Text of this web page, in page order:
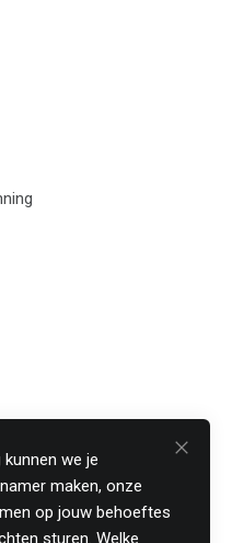
we je
maken, onze
op jouw behoeftes
sturen. Welke